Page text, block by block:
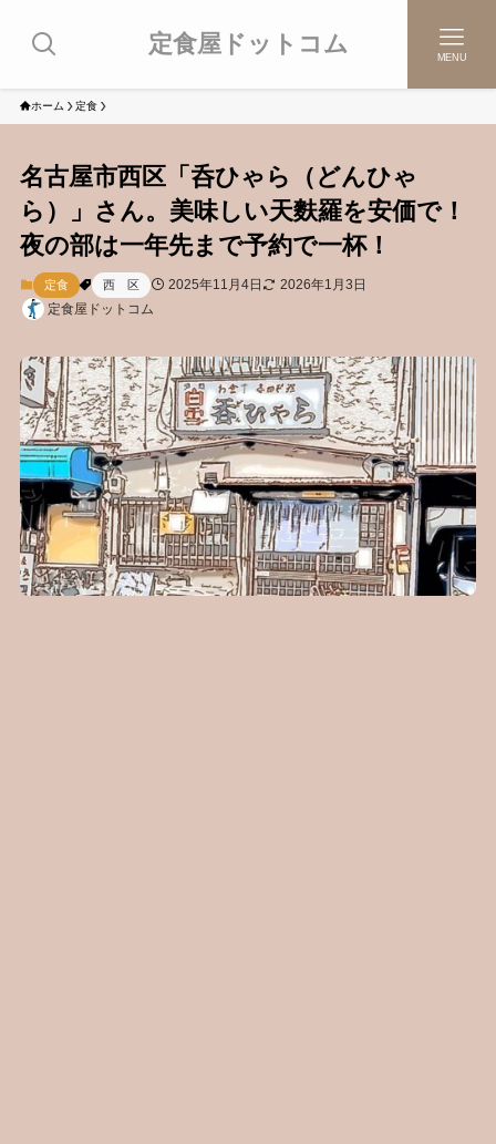
定食屋ドットコム MENU
ホーム 定食
名古屋市西区「呑ひゃら（どんひゃ
ら）」さん。美味しい天麩羅を安価で！
夜の部は一年先まで予約で一杯！
定食 西 区 2025年11月4日
2026年1月3日
定食屋ドットコム